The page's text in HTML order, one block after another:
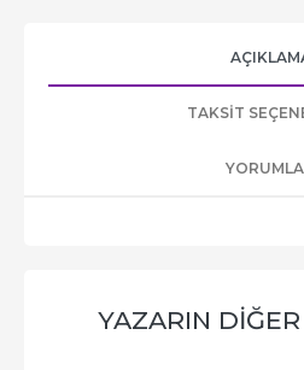
TAKSIT
YAZARIN